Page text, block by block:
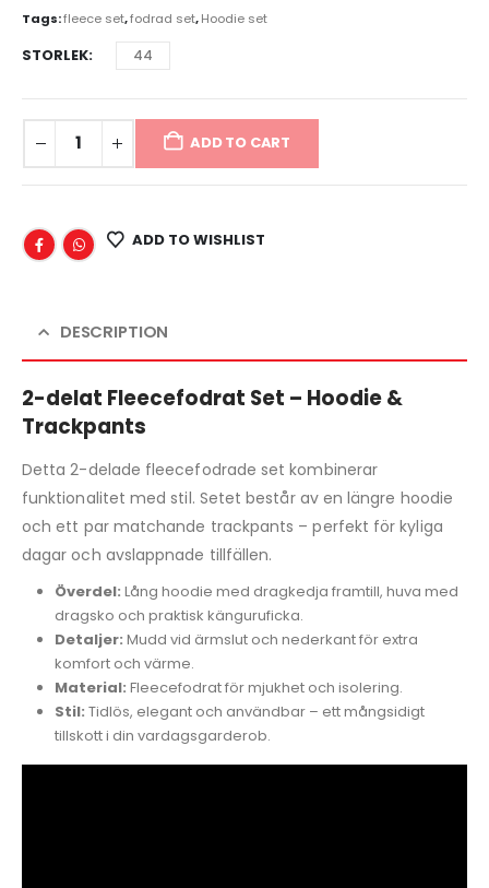
Tags:fleece set,fodrad set,Hoodie set
STORLEK 44
ADD TO CART
ADD TO WISHLIST
DESCRIPTION
2-delat Fleecefodrat Set – Hoodie &
Trackpants
Detta 2-delade fleecefodrade set kombinerar
funktionalitet med stil. Setet består av en längre hoodie
och ett par matchande trackpants – perfekt för kyliga
dagar och avslappnade tillfällen.
Överdel: Lång hoodie med dragkedja framtill, huva med
dragsko och praktisk känguruficka.
Detaljer: Mudd vid ärmslut och nederkant för extra
komfort och värme.
Material: Fleecefodrat för mjukhet och isolering.
Stil: Tidlös, elegant och användbar – ett mångsidigt
tillskott i din vardagsgarderob.